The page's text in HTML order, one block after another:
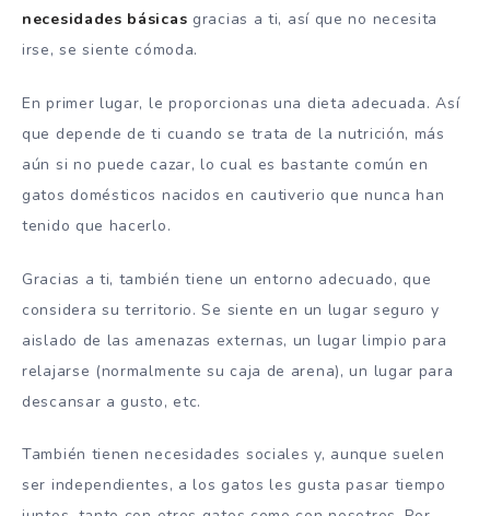
necesidades básicas gracias a ti, así que no necesita
irse, se siente cómoda.
En primer lugar, le proporcionas una dieta adecuada. Así
que depende de ti cuando se trata de la nutrición, más
aún si no puede cazar, lo cual es bastante común en
gatos domésticos nacidos en cautiverio que nunca han
tenido que hacerlo.
Gracias a ti, también tiene un entorno adecuado, que
considera su territorio. Se siente en un lugar seguro y
aislado de las amenazas externas, un lugar limpio para
relajarse (normalmente su caja de arena), un lugar para
descansar a gusto, etc.
También tienen necesidades sociales y, aunque suelen
ser independientes, a los gatos les gusta pasar tiempo